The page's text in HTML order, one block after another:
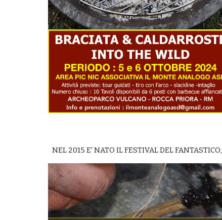
NEL 2015 E' NATO IL FESTIVAL DEL